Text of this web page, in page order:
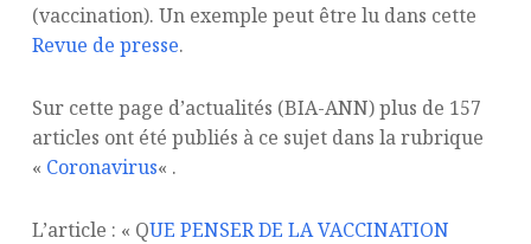
(vaccination). Un exemple peut être lu dans cette
Revue de presse.
Sur cette page d’actualités (BIA-ANN) plus de 157
articles ont été publiés à ce sujet dans la rubrique
« Coronavirus« .
L’article : « QUE PENSER DE LA VACCINATION